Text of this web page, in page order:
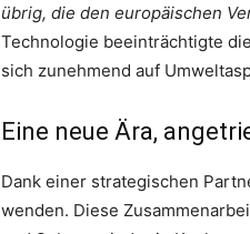
übrig, die den europäischen
Technologie beeinträchtigte
sich zunehmend auf
Eine neue Ära,
Dank einer strategischen
wenden. Diese